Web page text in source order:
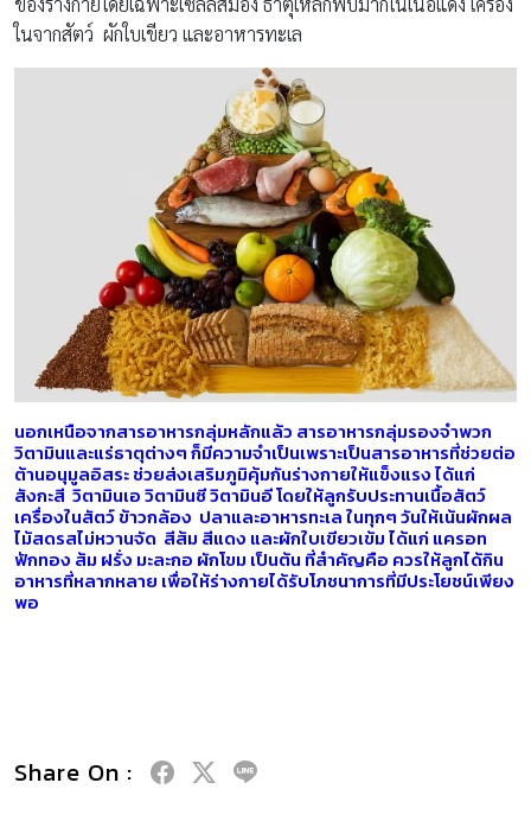
ในจากสัตว์ ผักใบเขียว และอาหารทะเล
นอกเหนือจากสารอาหารกลุ่มหลักแล้ว สารอาหารกลุ่มรองจำพวก
วิตามินและแร่ธาตุต่างๆ ก็มีความจำเป็นเพราะเป็นสารอาหารที่ช่วยต่อ
ต้านอนุมูลอิสระ ช่วยส่งเสริมภูมิคุ้มกันร่างกายให้แข็งแรง ได้แก่
สังกะสี วิตามินเอ วิตามินซี วิตามินอี โดยให้ลูกรับประทานเนื้อสัตว์
เครื่องในสัตว์ ข้าวกล้อง ปลาและอาหารทะเล ในทุกๆ วันให้เน้นผักผล
ไม้สดรสไม่หวานจัด สีส้ม สีแดง และผักใบเขียวเข้ม ได้แก่ แครอท
ฟักทอง ส้ม ฝรั่ง มะละกอ ผักโขม เป็นต้น ที่สำคัญคือ ควรให้ลูกได้กิน
อาหารที่หลากหลาย เพื่อให้ร่างกายได้รับโภชนาการที่มีประโยชน์เพียง
พอ
Share On :